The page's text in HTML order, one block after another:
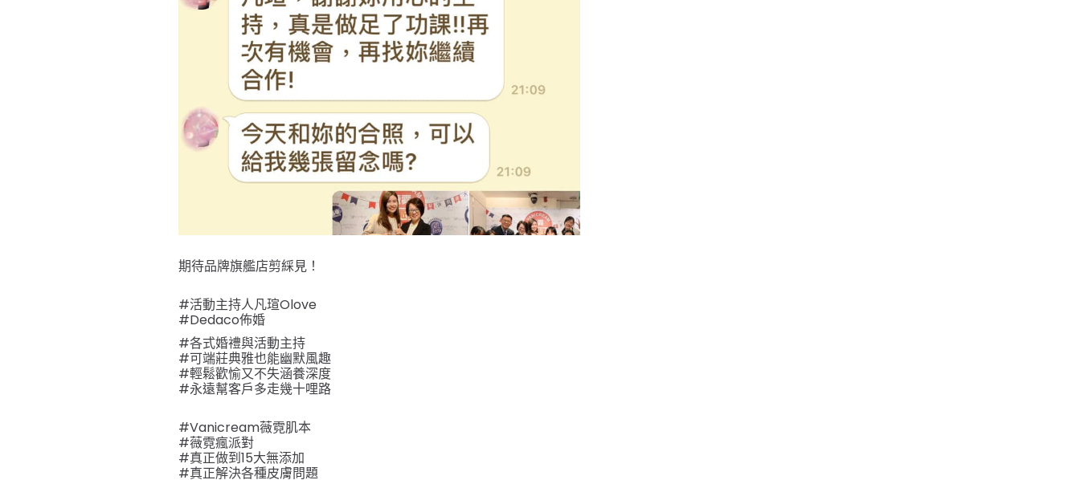
期待品牌旗艦店剪綵見！
#活動主持人凡瑄Olove
#Dedaco佈婚
#各式婚禮與活動主持
#可端莊典雅也能幽默風趣
#輕鬆歡愉又不失涵養深度
#永遠幫客戶多走幾十哩路
#Vanicream薇霓肌本
#薇霓瘋派對
#真正做到15大無添加
#真正解決各種皮膚問題